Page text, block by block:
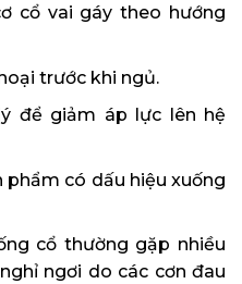
cổ vai gáy theo hướng
trước khi ngủ.
để giảm áp lực lên hệ
phẩm có dấu hiệu xuống
cổ thường gặp nhiều
ngơi do các cơn đau